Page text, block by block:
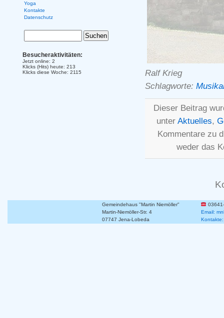
Ralf Krieg
Schlagworte:
Dieser Beitrag
unter Aktuelles,
Kommentare zu
weder das
Yoga
Kontakte
Datenschutz
Besucheraktivitäten:
Jetzt online: 2
Klicks (Hits) heute: 213
Klicks diese Woche: 2115
Gemeindehaus "Martin Niemöller"
Martin-Niemöller-Str. 4
Email:
07747 Jena-Lobeda